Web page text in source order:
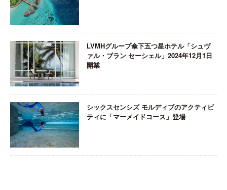
LVMHグループ傘下五つ星ホテル「シュヴ
ァル・ブラン セーシェル」2024年12月1日
開業
シックスセンシズ モルディブのアクティビ
ティに「マーメイドコース」登場